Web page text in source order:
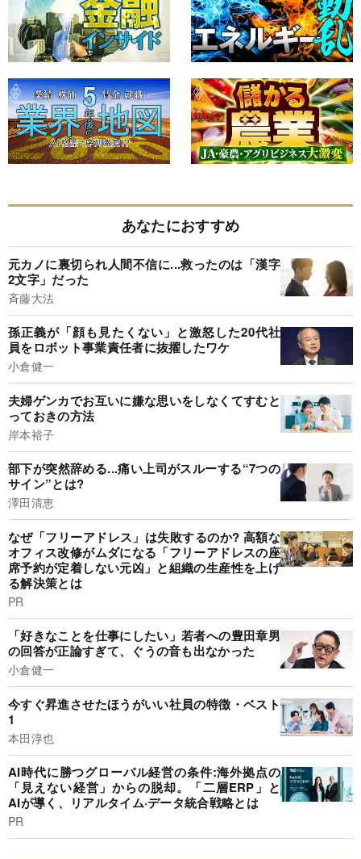
あなたにおすすめ
元カノに裏切られ人間不信に...救ったのは「漢字
2文字」だった
斉藤大法
孫正義が「顔も見たくない」と激怒した20代社
員をロボット事業責任者に抜擢したワケ
小倉健一
夫婦ゲンカでお互いに嫌な思いをしなくてすむと
っておきの方法
岸本裕子
部下が突然辞める...痛い上司がスルーする“7つの
サイン”とは?
澤田清恵
なぜ「フリーアドレス」は失敗するのか? 高額な
オフィス改修がムダになる「フリーアドレスの座
席予約が定着しない元凶」と組織の生産性を上げ
る解決策とは
PR
「好きなことを仕事にしたい」若者への豊田章男
の回答が正論すぎて、ぐうの音も出なかった
小倉健一
今すぐ昇進させたほうがいい社員の特徴・ベスト
1
本田淳也
AI時代に勝つグローバル経営の条件:海外拠点の
「見えない経営」からの脱却。「二層ERP」と
AIが導く、リアルタイム·データ統合戦略とは
PR